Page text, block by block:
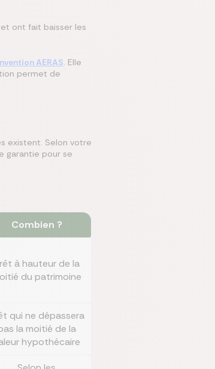
ont fait baisser les
AERAS. Elle
permet de
existent. Selon votre
garantie pour se
Combien ?
à hauteur de la
du patrimoine
qui ne dépassera
la moitié de la
hypothécaire